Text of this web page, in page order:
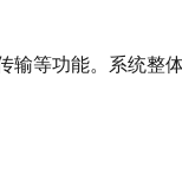
输等功能。系统整